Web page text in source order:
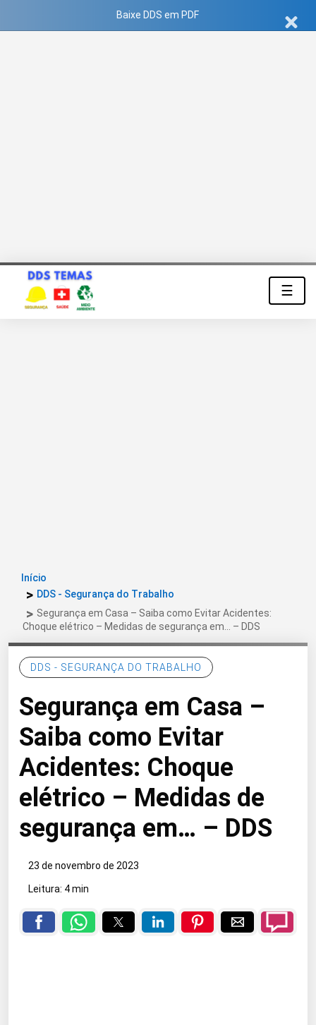
Baixe DDS em PDF
☰
Início
DDS - Segurança do Trabalho
Segurança em Casa – Saiba como Evitar Acidentes:
Choque elétrico – Medidas de segurança em… – DDS
DDS - SEGURANÇA DO TRABALHO
Segurança em Casa –
Saiba como Evitar
Acidentes: Choque
elétrico – Medidas de
segurança em… – DDS
23 de novembro de 2023
Leitura: 4 min